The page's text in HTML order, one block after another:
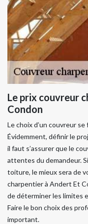
Le prix couvreur
Condon
Le choix d’un couvreur
Évidemment, définir le
il faut s’assurer que le
attentes du demandeur.
toiture, le mieux sera de
charpentier à Andert Et
de déterminer les limites
Faire le bon choix des
important.